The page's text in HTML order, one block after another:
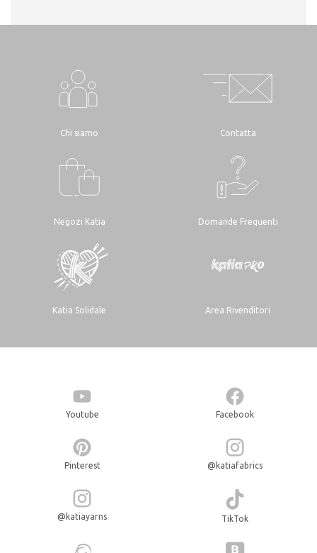
Chi siamo Contatta
Negozi Katia Domande Frequenti
Katia Solidale Area Rivenditori
Youtube Facebook
Pinterest @katiafabrics
@katiayarns TikTok